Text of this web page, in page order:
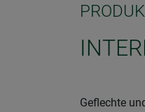
Geflechte